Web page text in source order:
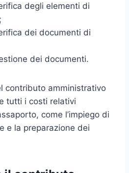
degli elementi di
dei documenti di
dei documenti.
contributo amministrativo
tutti i costi relativi
come l’impiego di
e la preparazione dei